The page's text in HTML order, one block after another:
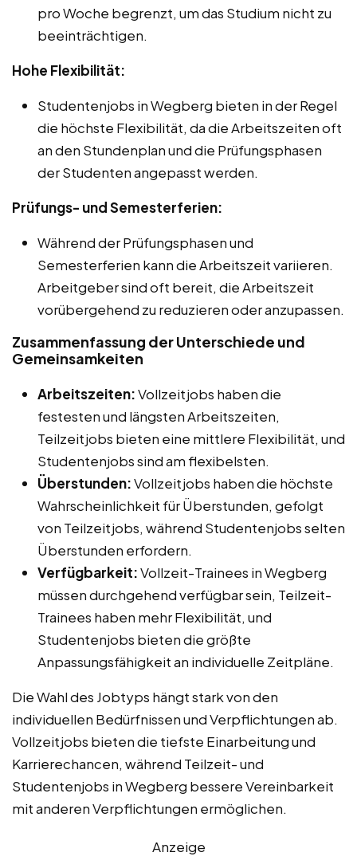
pro Woche begrenzt, um das Studium nicht zu
beeinträchtigen.
Hohe Flexibilität:
Studentenjobs in Wegberg bieten in der Regel
die höchste Flexibilität, da die Arbeitszeiten oft
an den Stundenplan und die Prüfungsphasen
der Studenten angepasst werden.
Prüfungs- und Semesterferien:
Während der Prüfungsphasen und
Semesterferien kann die Arbeitszeit variieren.
Arbeitgeber sind oft bereit, die Arbeitszeit
vorübergehend zu reduzieren oder anzupassen.
Zusammenfassung der Unterschiede und
Gemeinsamkeiten
Arbeitszeiten:Vollzeitjobs haben die
festesten und längsten Arbeitszeiten,
Teilzeitjobs bieten eine mittlere Flexibilität, und
Studentenjobs sind am flexibelsten.
Überstunden:Vollzeitjobs haben die höchste
Wahrscheinlichkeit für Überstunden, gefolgt
von Teilzeitjobs, während Studentenjobs selten
Überstunden erfordern.
Verfügbarkeit:Vollzeit-Trainees in Wegberg
müssen durchgehend verfügbar sein, Teilzeit-
Trainees haben mehr Flexibilität, und
Studentenjobs bieten die größte
Anpassungsfähigkeit an individuelle Zeitpläne.
Die Wahl des Jobtyps hängt stark von den
individuellen Bedürfnissen und Verpflichtungen ab.
Vollzeitjobs bieten die tiefste Einarbeitung und
Karrierechancen, während Teilzeit- und
Studentenjobs in Wegberg bessere Vereinbarkeit
mit anderen Verpflichtungen ermöglichen.
Anzeige